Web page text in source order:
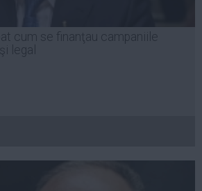
cum se finanţau campaniile
legal